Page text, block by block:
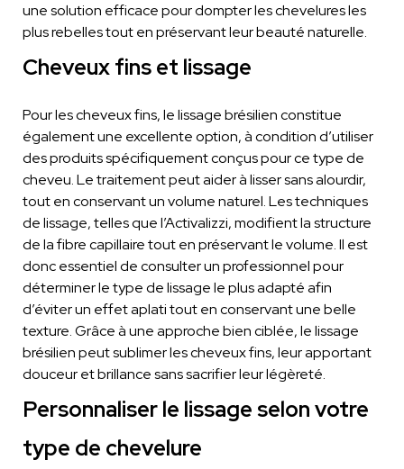
une solution efficace pour dompter les chevelures les
plus rebelles tout en préservant leur beauté naturelle.
Cheveux fins et lissage
Pour les cheveux fins, le lissage brésilien constitue
également une excellente option, à condition d’utiliser
des produits spécifiquement conçus pour ce type de
cheveu. Le traitement peut aider à lisser sans alourdir,
tout en conservant un volume naturel. Les techniques
de lissage, telles que l’Activalizzi, modifient la structure
de la fibre capillaire tout en préservant le volume. Il est
donc essentiel de consulter un professionnel pour
déterminer le type de lissage le plus adapté afin
d’éviter un effet aplati tout en conservant une belle
texture. Grâce à une approche bien ciblée, le lissage
brésilien peut sublimer les cheveux fins, leur apportant
douceur et brillance sans sacrifier leur légèreté.
Personnaliser le lissage selon votre
type de chevelure